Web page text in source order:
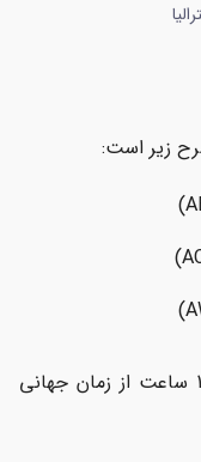
زیر است:
زمان استاندارد شرقی استرالیا (AEST) 10 ساعت از زمان جهانی